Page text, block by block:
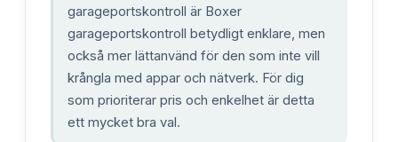
garageportskontroll är Boxer
garageportskontroll betydligt enklare, men
också mer lättanvänd för den som inte vill
krångla med appar och nätverk. För dig
som prioriterar pris och enkelhet är detta
ett mycket bra val.